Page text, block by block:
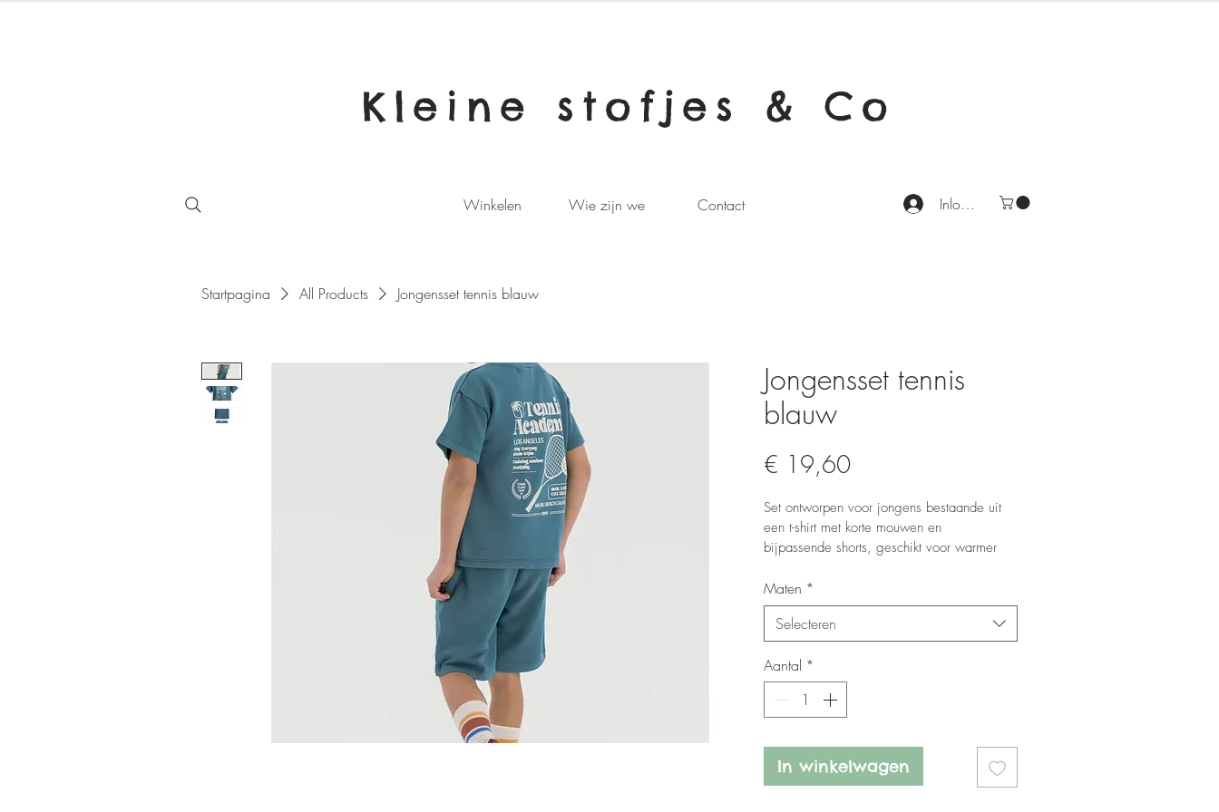
Kleine stofjes & Co
Winkelen Wie zijn we Contact Inloggen
Startpagina All Products Jongensset tennis blauw
Jongensset tennis
blauw
€ 19,60Prijs
Set ontworpen voor jongens bestaande uit
een t-shirt met korte mouwen en
bijpassende shorts, geschikt voor warmer
Maten *
Selecteren
Aantal *
In winkelwagen